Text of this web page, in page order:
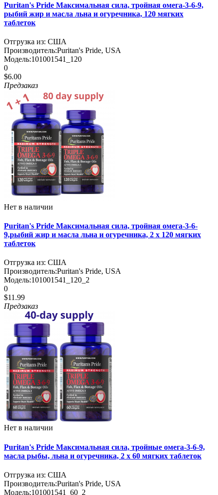
Puritan's Pride Максимальная сила, тройная омега-3-6-9,
рыбий жир и масла льна и огуречника, 120 мягких
таблеток
Отгрузка из: США
Производитель:Puritan's Pride, USA
Модель:101001541_120
0
$6.00
Предзаказ
Нет в наличии
Puritan's Pride Максимальная сила, тройная омега-3-6-
9,рыбий жир и масла льна и огуречника, 2 x 120 мягких
таблеток
Отгрузка из: США
Производитель:Puritan's Pride, USA
Модель:101001541_120_2
0
$11.99
Предзаказ
Нет в наличии
Puritan's Pride Максимальная сила, тройные омега-3-6-9,
масла рыбы, льна и огуречника, 2 x 60 мягких таблеток
Отгрузка из: США
Производитель:Puritan's Pride, USA
Модель:101001541_60_2